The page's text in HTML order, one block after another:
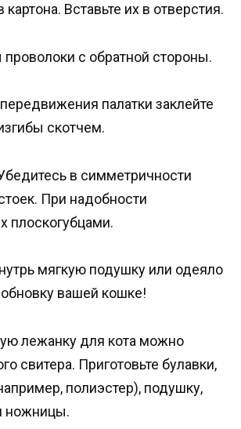
картона. Вставьте их в отверстия.
проволоки с обратной стороны.
палатки заклейте
скотчем.
в симметричности
При надобности
плоскогубцами.
мягкую подушку или одеяло
обновку вашей кошке!
лежанку для кота можно
свитера. Приготовьте булавки,
полиэстер), подушку,
ножницы.